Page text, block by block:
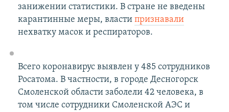
занижении статистики. В стране не введены
карантинные меры, власти признавали
нехватку масок и респираторов.
Всего коронавирус выявлен у 485 сотрудников
Росатома. В частности, в городе Десногорск
Смоленской области заболели 42 человека, в
том числе сотрудники Смоленской АЭС и